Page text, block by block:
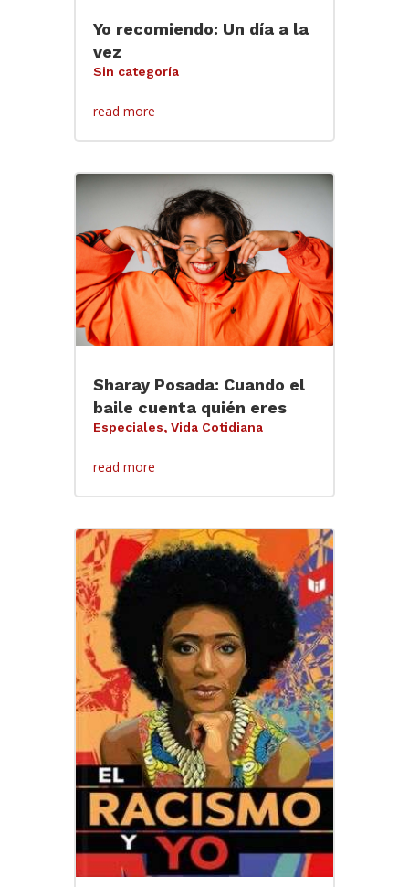
Yo recomiendo: Un día a la
vez
Sin categoría
read more
Sharay Posada: Cuando el
baile cuenta quién eres
Especiales, Vida Cotidiana
read more